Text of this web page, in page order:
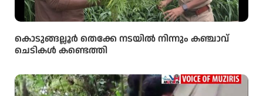
കൊടുങ്ങല്ലൂർ തെക്കേ നടയിൽ നിന്നും കഞ്ചാവ്
ചെടികൾ കണ്ടെത്തി